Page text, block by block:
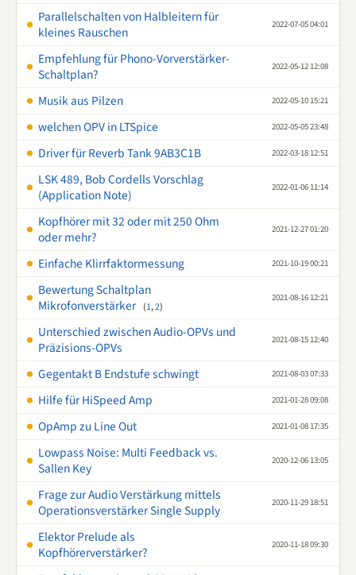
Parallelschalten von Halbleitern für
kleines Rauschen
2022-07-05 04:01
Empfehlung für Phono-Vorverstärker-
Schaltplan?
2022-05-12 12:08
Musik aus Pilzen 2022-05-10 15:21
welchen OPV in LTSpice 2022-05-05 23:48
Driver für Reverb Tank 9AB3C1B 2022-03-18 12:51
LSK 489, Bob Cordells Vorschlag
(Application Note)
2022-01-06 11:14
Kopfhörer mit 32 oder mit 250 Ohm
oder mehr?
2021-12-27 01:20
Einfache Klirrfaktormessung 2021-10-19 00:21
Bewertung Schaltplan
Mikrofonverstärker (1,2)
2021-08-16 12:21
Unterschied zwischen Audio-OPVs und
Präzisions-OPVs
2021-08-15 12:40
Gegentakt B Endstufe schwingt 2021-08-03 07:33
Hilfe für HiSpeed Amp 2021-01-28 09:08
OpAmp zu Line Out 2021-01-08 17:35
Lowpass Noise: Multi Feedback vs.
Sallen Key
2020-12-06 13:05
Frage zur Audio Verstärkung mittels
Operationsverstärker Single Supply
2020-11-29 18:51
Elektor Prelude als
Kopfhörerverstärker?
2020-11-18 09:30